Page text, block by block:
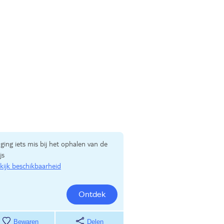
iets mis bij het ophalen van de
beschikbaarheid
Ontdek
Bewaren Delen